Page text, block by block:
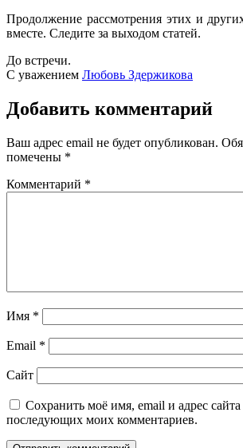
Продолжение рассмотрения этих и
вместе. Следите за выходом статей.
До встречи.
С уважением Любовь Здержикова
Добавить комментарий
Ваш адрес email не будет опубликован.
помечены *
Комментарий *
Имя *
Email *
Сайт
Сохранить моё имя, email и адрес сайта
последующих моих комментариев.